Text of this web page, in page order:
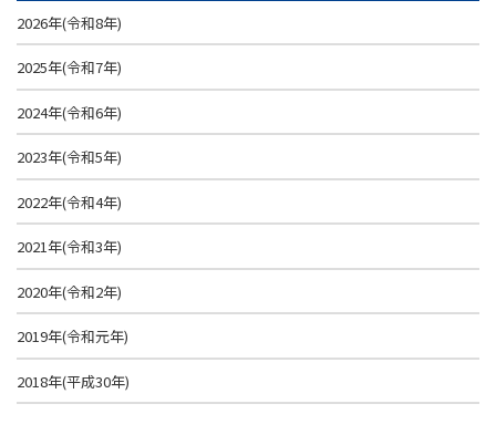
2026年(令和8年)
2025年(令和7年)
2024年(令和6年)
2023年(令和5年)
2022年(令和4年)
2021年(令和3年)
2020年(令和2年)
2019年(令和元年)
2018年(平成30年)